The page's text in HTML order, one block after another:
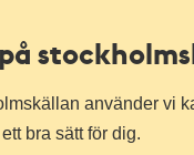
använder vi
bra sätt för dig.